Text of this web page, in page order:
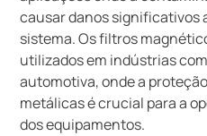
causar danos significativos
sistema. Os filtros
utilizados em indústrias
automotiva, onde a
metálicas é crucial para a
dos equipamentos.